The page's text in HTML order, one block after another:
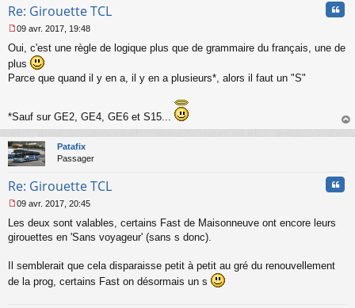
Re: Girouette TCL
e
s
a
n
o
n
l
u
09 avr. 2017, 19:48
Oui, c'est une règle de logique plus que de grammaire du français, une de
plus
Parce que quand il y en a, il y en a plusieurs*, alors il faut un "S"
*Sauf sur GE2, GE4, GE6 et S15...
au
Patafix
Passager
Re: Girouette TCL
e
s
g
e
09 avr. 2017, 20:45
Les deux sont valables, certains Fast de Maisonneuve ont encore leurs
girouettes en 'Sans voyageur' (sans s donc).
Il semblerait que cela disparaisse petit à petit au gré du renouvellement
de la prog, certains Fast on désormais un s